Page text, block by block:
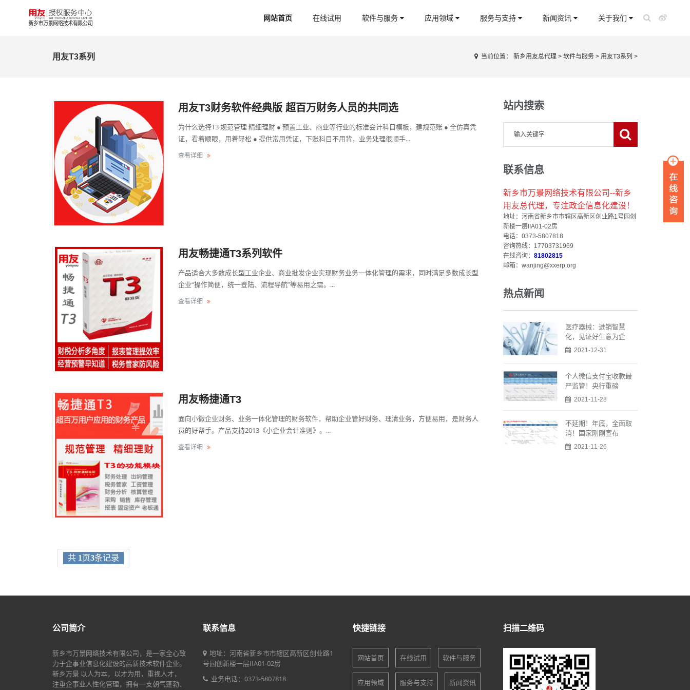
网站首页 在线试用 软件与服务 应用领域 服务与支持 新闻资讯 关于我们
用友T3系列 当前位置： 新乡用友总代理 > 软件与服务 > 用友T3系列 >
用友T3财务软件经典版 超百万财务人员的共同选
为什么选择T3 规范管理 精细理财 ● 预置工业、商业等行业的标准会计科目模板，建规范账 ● 全仿真凭
证，看着顺眼，用着轻松 ● 提供常用凭证，下账科目不用背，业务处理很顺手...
查看详细
用友畅捷通T3系列软件
产品适合大多数成长型工业企业、商业批发企业实现财务业务一体化管理的需求，同时满足多数成长型
企业“操作简便，统一登陆、流程导航”等易用之需。...
查看详细
用友畅捷通T3
面向小微企业财务、业务一体化管理的财务软件，帮助企业管好财务、理清业务，方便易用，是财务人
员的好帮手。产品支持2013《小企业会计准则》。...
查看详细
共 1 页3条记录
站内搜索
联系信息
新乡市万景网络技术有限公司--新乡
用友总代理，专注政企信息化建设！
地址：河南省新乡市市辖区高新区创业路1号园创
新楼一层IIA01-02房
电话：0373-5807818
咨询热线：17703731969
在线咨询： 81802815
邮箱：wanjing@xxerp.org
热点新闻
医疗器械：进销智慧
化，见证好生意为企
2021-12-31
个人微信支付宝收款最
严监管！央行重磅
2021-11-28
不延期！年底，全面取
消！国家刚刚宣布
2021-11-26
公司简介
新乡市万景网络技术有限公司，是一家全心致
力于企事业信息化建设的高新技术软件企业。
新乡万景 以人为本，以才为用，重视人才，
注重企事业人性化管理，拥有一支朝气蓬勃、
联系信息
地址：河南省新乡市市辖区高新区创业路1
号园创新楼一层IIA01-02房
业务电话：0373-5807818
快捷链接
网站首页 在线试用 软件与服务
应用领域 服务与支持 新闻资讯
扫描二维码